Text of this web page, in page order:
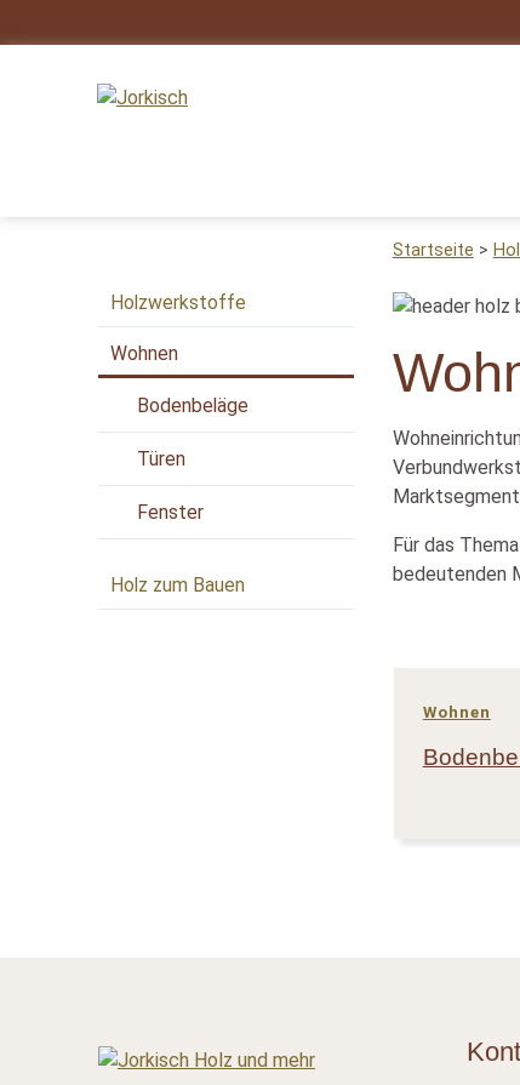
Holzwerkstoffe
Wohnen
Bodenbeläge
Türen
Fenster
Holz zum Bauen
Startseite
Für das
bedeutenden
Wohnen